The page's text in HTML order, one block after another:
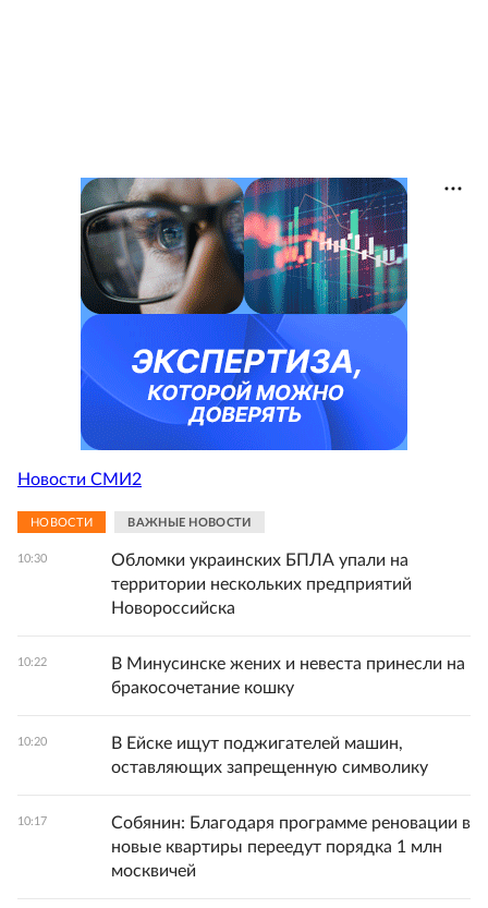
Новости СМИ2
НОВОСТИ ВАЖНЫЕ НОВОСТИ
10:30
Обломки украинских БПЛА упали на
территории нескольких предприятий
Новороссийска
10:22
В Минусинске жених и невеста принесли на
бракосочетание кошку
10:20
В Ейске ищут поджигателей машин,
оставляющих запрещенную символику
10:17
Собянин: Благодаря программе реновации в
новые квартиры переедут порядка 1 млн
москвичей